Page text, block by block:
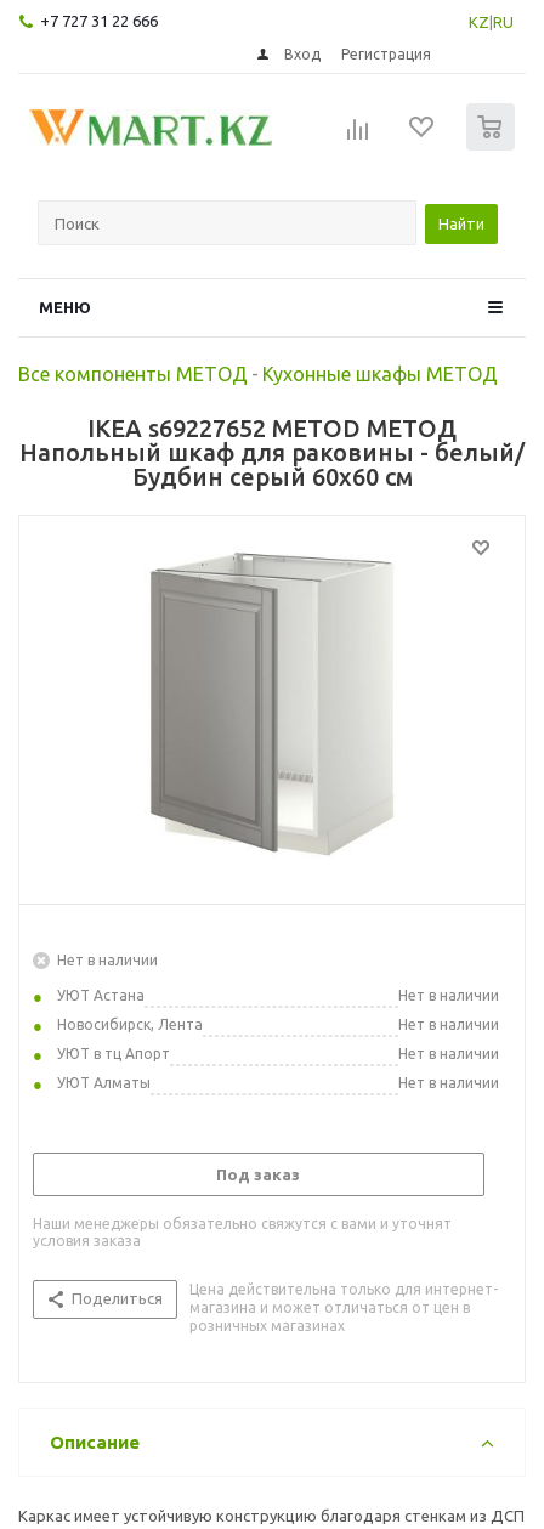
+7 727 31 22 666 KZ RU
Вход Регистрация
Найти
МЕНЮ
Все компоненты МЕТОД - Кухонные шкафы МЕТОД
IKEA s69227652 METOD МЕТОД
Напольный шкаф для раковины - белый/
Будбин серый 60x60 см
Нет в наличии
УЮТ Астана
Нет в наличии
Новосибирск, Лента
Нет в наличии
УЮТ в тц Апорт
Нет в наличии
УЮТ Алматы
Нет в наличии
Под заказ
Наши менеджеры обязательно свяжутся с вами и уточнят
условия заказа
Поделиться
Цена действительна только для интернет-
магазина и может отличаться от цен в
розничных магазинах
Описание
Каркас имеет устойчивую конструкцию благодаря стенкам из ДСП